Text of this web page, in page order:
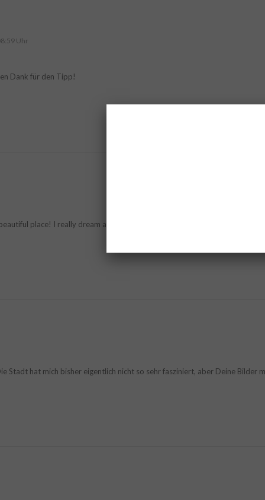
Uhr
Dank für den Tipp!
place! I really dream about visiting this city! Hope I can do it soon! ;)
Stadt hat mich bisher eigentlich nicht so sehr fasziniert, aber Deine Bilder